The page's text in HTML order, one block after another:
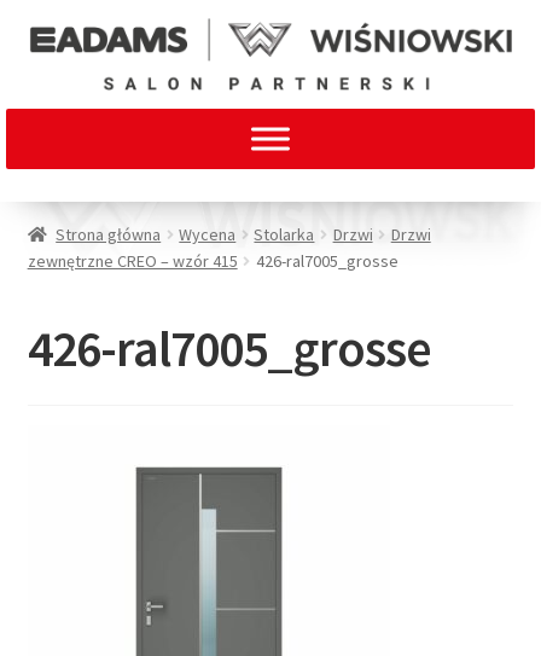
Strona główna Wycena Stolarka Drzwi
Drzwi
zewnętrzne CREO – wzór 415
426-ral7005_grosse
426-ral7005_grosse